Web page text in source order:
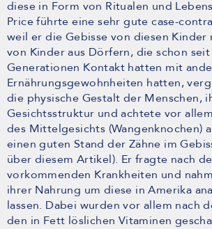
diese in Form von Ritualen und
Price führte eine sehr gute case-
weil er die Gebisse von diesen Kinder
von Kinder aus Dörfern, die schon
Generationen Kontakt hatten mit
Ernährungsgewohnheiten hatten,
die physische Gestalt der Menschen,
Gesichtsstruktur und achtete vor
des Mittelgesichts (Wangenknochen)
einen guten Stand der Zähne im
über diesem Artikel). Er fragte nach
vorkommenden Krankheiten und
ihrer Nahrung um diese in Amerika
lassen. Dabei wurden vor allem nach
den in Fett löslichen Vitaminen